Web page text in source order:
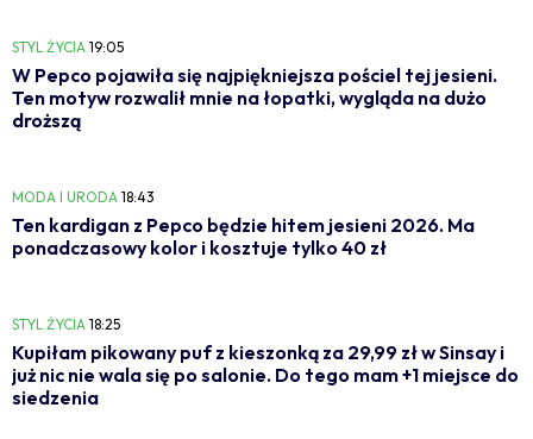
STYL ŻYCIA 19:05
W Pepco pojawiła się najpiękniejsza pościel tej jesieni.
Ten motyw rozwalił mnie na łopatki, wygląda na dużo
droższą
MODA I URODA 18:43
Ten kardigan z Pepco będzie hitem jesieni 2026. Ma
ponadczasowy kolor i kosztuje tylko 40 zł
STYL ŻYCIA 18:25
Kupiłam pikowany puf z kieszonką za 29,99 zł w Sinsay i
już nic nie wala się po salonie. Do tego mam +1 miejsce do
siedzenia